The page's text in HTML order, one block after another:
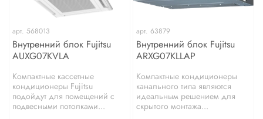
арт. 568013
Внутренний блок Fujitsu
AUXG07KVLA
Компактные кассетные
кондиционеры Fujitsu
подойдут для помещений с
подвесными потолками...
арт. 63879
Внутренний блок Fujitsu
ARXG07KLLAP
Компактные кондиционеры
канального типа являются
идеальным решением для
скрытого монтажа...